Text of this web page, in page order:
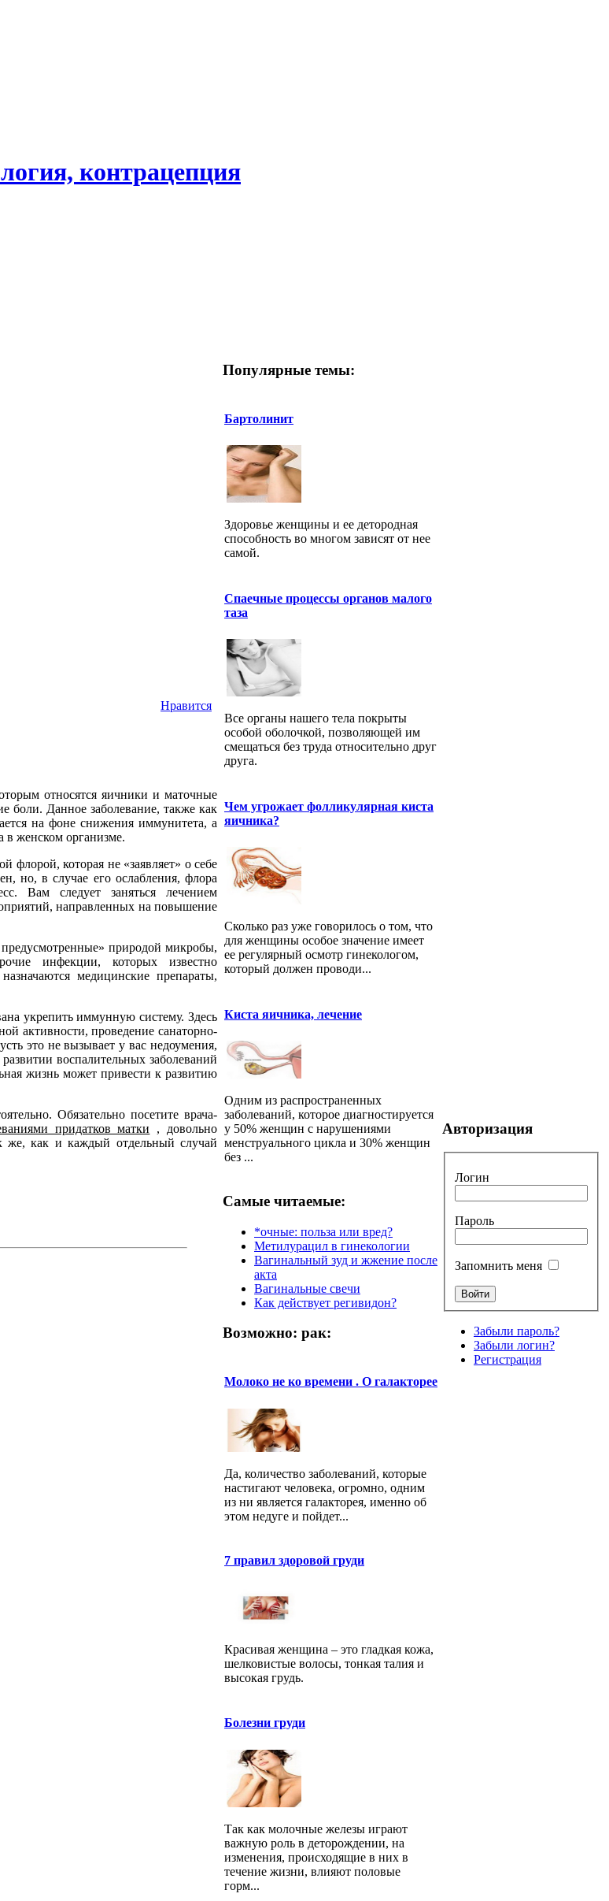
контрацепция
Нравится
относятся яичники и маточные
боли. Данное заболевание, также как
на фоне снижения иммунитета, а
в женском организме.
флорой, которая не «заявляет» о себе
но, в случае его ослабления, флора
Вам следует заняться лечением
направленных на повышение
природой микробы,
инфекции, которых известно
медицинские препараты,
укрепить иммунную систему. Здесь
активности, проведение санаторно-
это не вызывает у вас недоумения,
воспалительных заболеваний
жизнь может привести к развитию
Обязательно посетите врача-
придатков матки , довольно
же, как и каждый отдельный случай
Популярные темы:
Бартолинит
Здоровье женщины и ее детородная
способность во многом зависят от нее
самой.
Спаечные процессы органов малого
таза
Все органы нашего тела покрыты
особой оболочкой, позволяющей им
смещаться без труда относительно друг
друга.
Чем угрожает фолликулярная киста
яичника?
Сколько раз уже говорилось о том, что
для женщины особое значение имеет
ее регулярный осмотр гинекологом,
который должен проводи...
Киста яичника, лечение
Одним из распространенных
заболеваний, которое диагностируется
у 50% женщин с нарушениями
менструального цикла и 30% женщин
без ...
Самые читаемые:
*очные: польза или вред?
Метилурацил в гинекологии
Вагинальный зуд и жжение после
акта
Вагинальные свечи
Как действует регивидон?
Возможно: рак:
Молоко не ко времени . О галакторее
Да, количество заболеваний, которые
настигают человека, огромно, одним
из ни является галакторея, именно об
этом недуге и пойдет...
7 правил здоровой груди
Красивая женщина – это гладкая кожа,
шелковистые волосы, тонкая талия и
высокая грудь.
Болезни груди
Так как молочные железы играют
важную роль в деторождении, на
изменения, происходящие в них в
течение жизни, влияют половые
горм...
Авторизация
Логин
Пароль
Запомнить меня
Забыли пароль?
Забыли логин?
Регистрация